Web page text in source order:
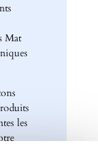
Mat
les